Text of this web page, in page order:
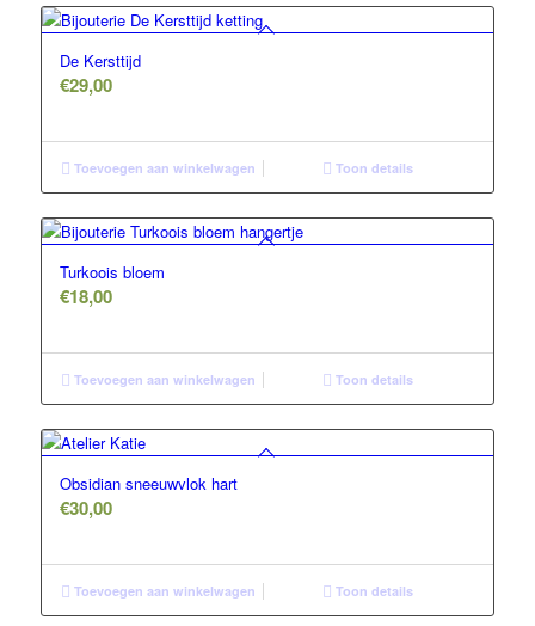
De Kersttijd
€29,00
Toevoegen aan winkelwagen Toon details
Turkoois bloem
€18,00
Toevoegen aan winkelwagen Toon details
Obsidian sneeuwvlok hart
€30,00
Toevoegen aan winkelwagen Toon details